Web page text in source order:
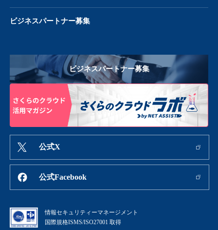
ビジネスパートナー募集
ビジネスパートナー募集
公式X
公式Facebook
情報セキュリティーマネージメント
国際規格ISMS/ISO27001 取得